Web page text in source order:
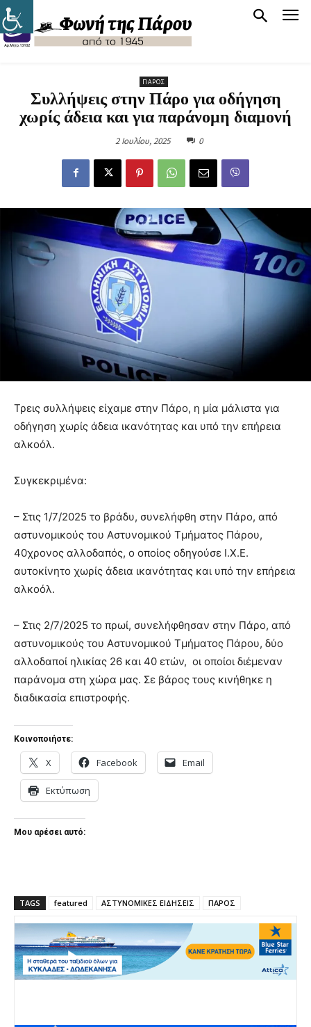
ΠΆΡΟΣ
Συλλήψεις στην Πάρο για οδήγηση
χωρίς άδεια και για παράνομη διαμονή
2 Ιουλίου, 2025 0
Τρεις συλλήψεις είχαμε στην Πάρο, η μία μάλιστα για
οδήγηση χωρίς άδεια ικανότητας και υπό την επήρεια
αλκοόλ.
Συγκεκριμένα:
– Στις 1/7/2025 το βράδυ, συνελήφθη στην Πάρο, από
αστυνομικούς του Αστυνομικού Τμήματος Πάρου,
40χρονος αλλοδαπός, ο οποίος οδηγούσε Ι.Χ.Ε.
αυτοκίνητο χωρίς άδεια ικανότητας και υπό την επήρεια
αλκοόλ.
– Στις 2/7/2025 το πρωί, συνελήφθησαν στην Πάρο, από
αστυνομικούς του Αστυνομικού Τμήματος Πάρου, δύο
αλλοδαποί ηλικίας 26 και 40 ετών, οι οποίοι διέμεναν
παράνομα στη χώρα μας. Σε βάρος τους κινήθηκε η
διαδικασία επιστροφής.
Κοινοποιήστε:
X Facebook Email
Εκτύπωση
Μου αρέσει αυτό:
TAGS featured ΑΣΤΥΝΟΜΙΚΕΣ ΕΙΔΗΣΕΙΣ ΠΑΡΟΣ